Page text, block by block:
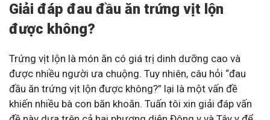
Giải đáp đau đầu ăn trứng vịt lộn
được không?
Trứng vịt lộn là món ăn có giá trị dinh dưỡng cao và
được nhiều người ưa chuộng. Tuy nhiên, câu hỏi “đau
đầu ăn trứng vịt lộn được không?” lại là một vấn đề
khiến nhiều bà con băn khoăn. Tuấn tôi xin giải đáp vấn